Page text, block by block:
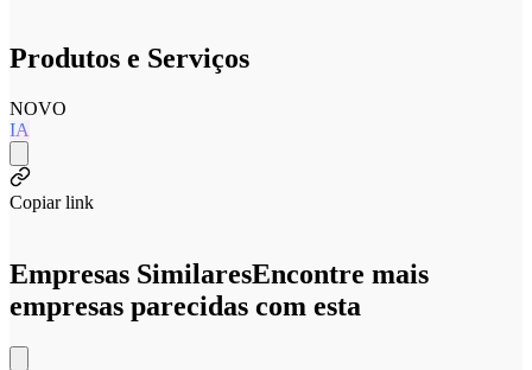
Produtos e Serviços
NOVO
IA
Copiar link
Empresas SimilaresEncontre mais
empresas parecidas com esta